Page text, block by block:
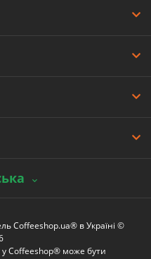
Coffeeshop.ua® в Україні ©
Coffeeshop® може бути